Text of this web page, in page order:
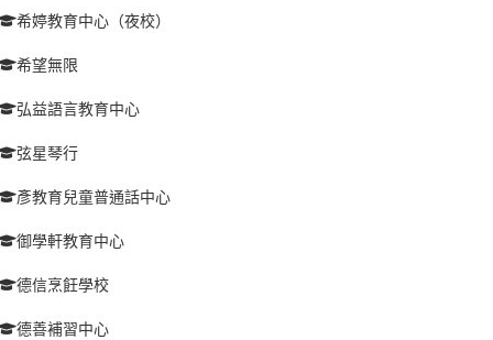
希婷教育中心（夜校）
希望無限
弘益語言教育中心
弦星琴行
彥教育兒童普通話中心
御學軒教育中心
德信烹飪學校
德善補習中心